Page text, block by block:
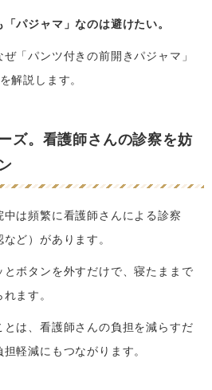
パジャマ」なのは避けたい。
「パンツ付きの前開きパジャマ」
解説します。
ズ。看護師さんの診察を妨
は頻繁に看護師さんによる診察
ど）があります。
ボタンを外すだけで、寝たままで
ます。
は、看護師さんの負担を減らすだ
軽減にもつながります。